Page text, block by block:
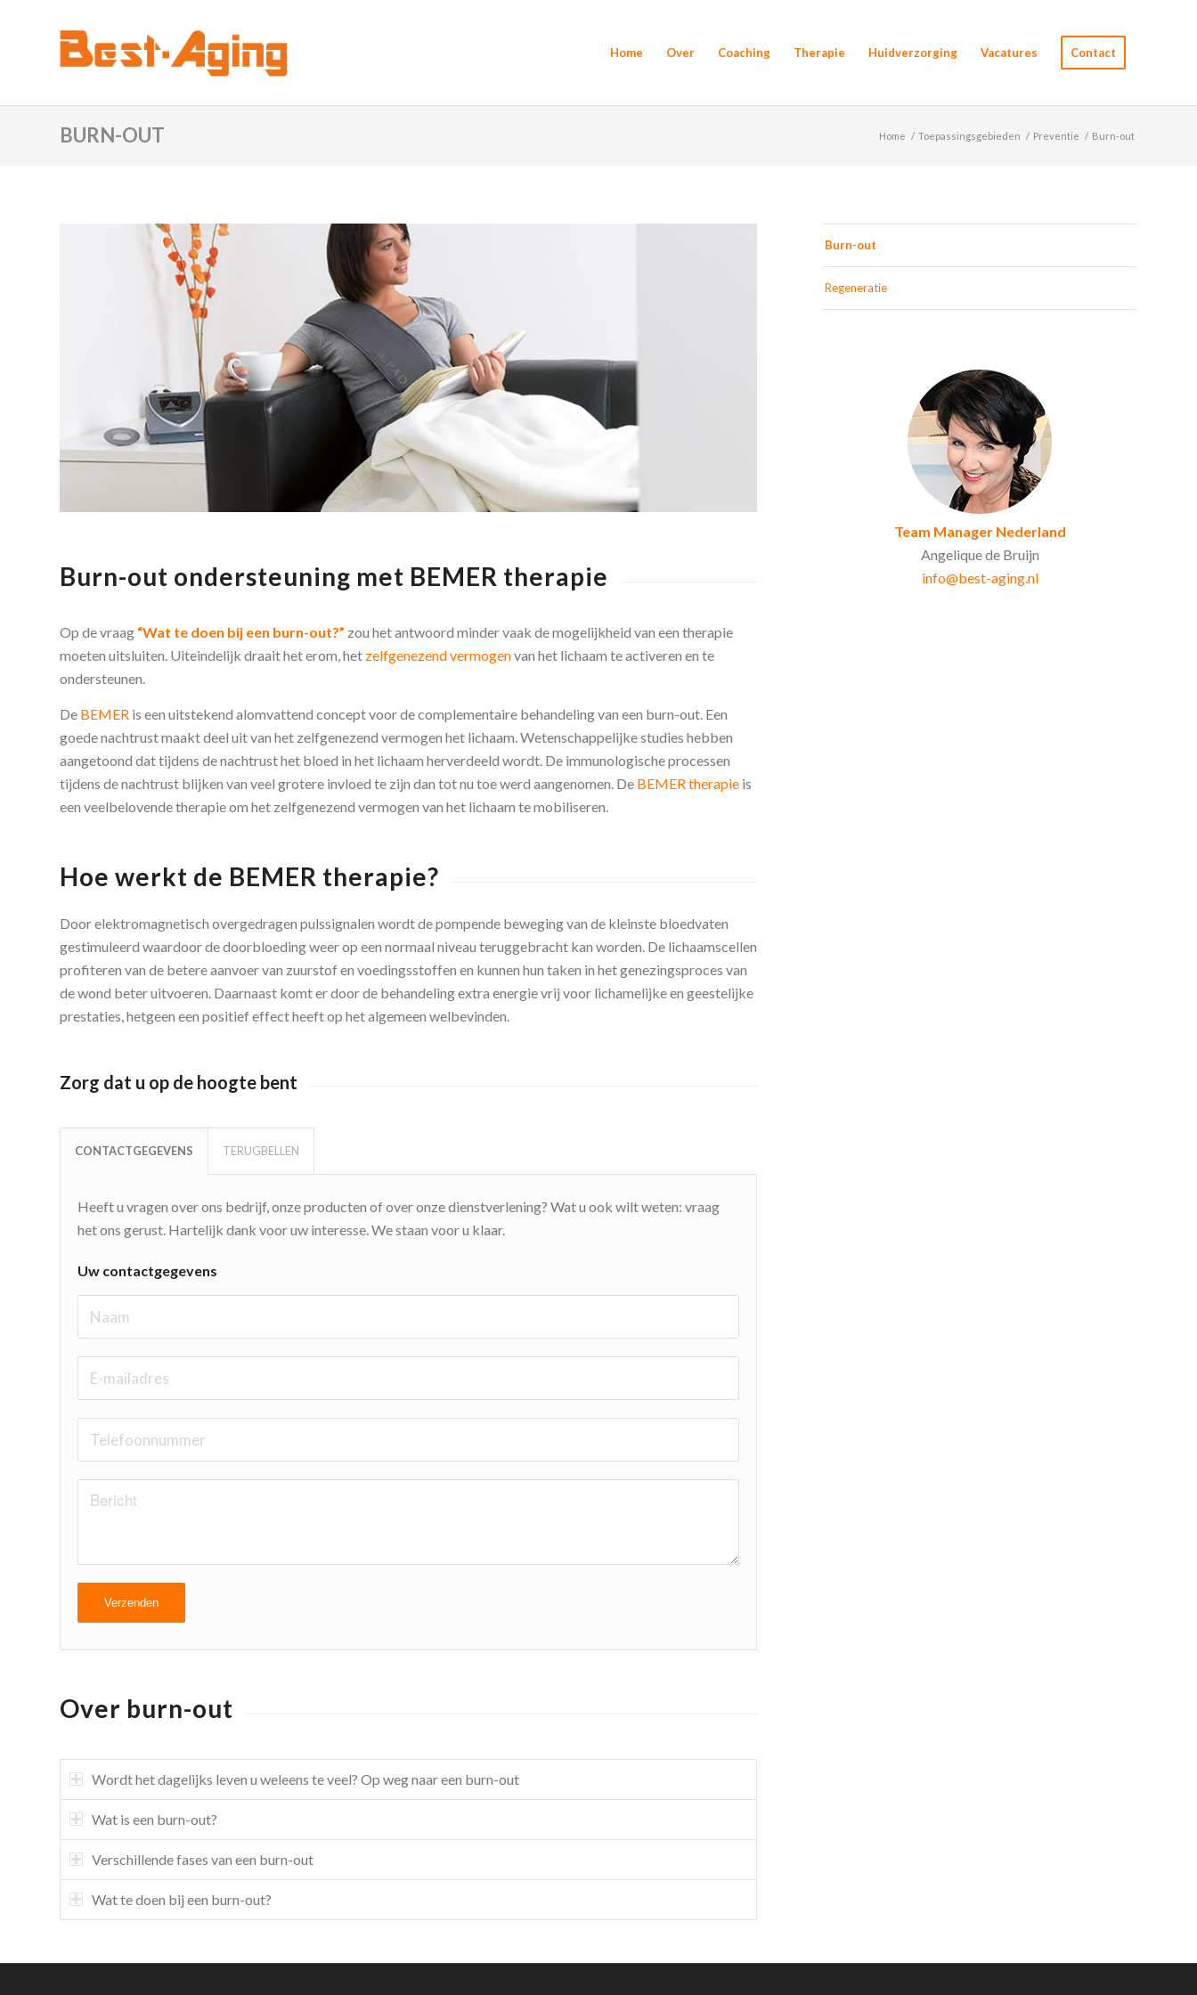
Home Over Coaching Therapie Huidverzorging Vacatures Contact
BURN-OUT Home / Toepassingsgebieden / Preventie / Burn-out
Burn-out ondersteuning met BEMER therapie
Op de vraag “Wat te doen bij een burn-out?” zou het antwoord minder vaak de mogelijkheid van een therapie
moeten uitsluiten. Uiteindelijk draait het erom, het zelfgenezend vermogenvan het lichaam te activeren en te
ondersteunen.
De BEMER is een uitstekend alomvattend concept voor de complementaire behandeling van een burn-out. Een
goede nachtrust maakt deel uit van het zelfgenezend vermogen het lichaam. Wetenschappelijke studies hebben
aangetoond dat tijdens de nachtrust het bloed in het lichaam herverdeeld wordt. De immunologische processen
tijdens de nachtrust blijken van veel grotere invloed te zijn dan tot nu toe werd aangenomen. De BEMER therapie is
een veelbelovende therapie om het zelfgenezend vermogen van het lichaam te mobiliseren.
Hoe werkt de BEMER therapie?
Door elektromagnetisch overgedragen pulssignalen wordt de pompende beweging van de kleinste bloedvaten
gestimuleerd waardoor de doorbloeding weer op een normaal niveau teruggebracht kan worden. De lichaamscellen
profiteren van de betere aanvoer van zuurstof en voedingsstoffen en kunnen hun taken in het genezingsproces van
de wond beter uitvoeren. Daarnaast komt er door de behandeling extra energie vrij voor lichamelijke en geestelijke
prestaties, hetgeen een positief effect heeft op het algemeen welbevinden.
Zorg dat u op de hoogte bent
CONTACTGEGEVENS TERUGBELLEN
Heeft u vragen over ons bedrijf, onze producten of over onze dienstverlening? Wat u ook wilt weten: vraag
het ons gerust. Hartelijk dank voor uw interesse. We staan voor u klaar.
Uw contactgegevens
Over burn-out
Wordt het dagelijks leven u weleens te veel? Op weg naar een burn-out
Wat is een burn-out?
Verschillende fases van een burn-out
Wat te doen bij een burn-out?
Burn-out
Regeneratie
Team Manager Nederland
Angelique de Bruijn
info@best-aging.nl